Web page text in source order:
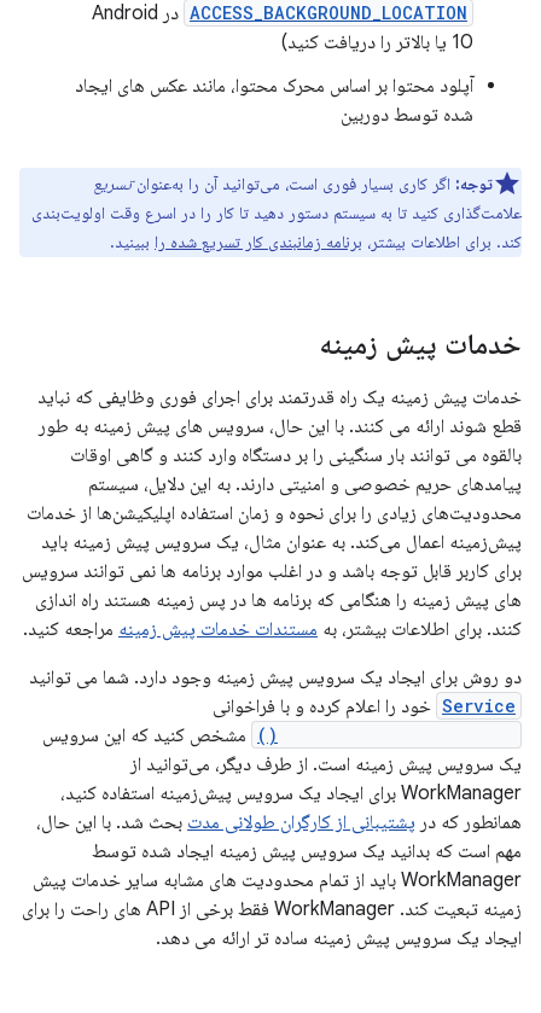
ACCESS_BACKGROUND_LOCATION
در Android
10 یا بالاتر را دریافت کنید)
آپلود محتوا بر اساس محرک محتوا، مانند عکس های ایجاد
شده توسط دوربین
توجه: اگر کاری بسیار فوری است، می‌توانید آن را به‌عنوانتسریع
علامت‌گذاری کنید تا به سیستم دستور دهید تا کار را در اسرع وقت اولویت‌بندی
کند. برای اطلاعات بیشتر، برنامه زمانبندی کار تسریع شده را ببینید.
خدمات پیش زمینه
خدمات پیش زمینه یک راه قدرتمند برای اجرای فوری وظایفی که نباید
قطع شوند ارائه می کنند. با این حال، سرویس های پیش زمینه به طور
بالقوه می توانند بار سنگینی را بر دستگاه وارد کنند و گاهی اوقات
پیامدهای حریم خصوصی و امنیتی دارند. به این دلایل، سیستم
محدودیت‌های زیادی را برای نحوه و زمان استفاده اپلیکیشن‌ها از خدمات
پیش‌زمینه اعمال می‌کند. به عنوان مثال، یک سرویس پیش زمینه باید
برای کاربر قابل توجه باشد و در اغلب موارد برنامه ها نمی توانند سرویس
های پیش زمینه را هنگامی که برنامه ها در پس زمینه هستند راه اندازی
کنند. برای اطلاعات بیشتر، به مستندات خدمات پیش زمینه مراجعه کنید.
دو روش برای ایجاد یک سرویس پیش زمینه وجود دارد. شما می توانید
Service خود را اعلام کرده و با فراخوانی
مشخص کنید که این سرویس
یک سرویس پیش زمینه است. از طرف دیگر، می‌توانید از
WorkManager برای ایجاد یک سرویس پیش‌زمینه استفاده کنید،
همانطور که در پشتیبانی از کارگران طولانی مدت بحث شد. با این حال،
مهم است که بدانید یک سرویس پیش زمینه ایجاد شده توسط
WorkManager باید از تمام محدودیت های مشابه سایر خدمات پیش
زمینه تبعیت کند. WorkManager فقط برخی از API های راحت را برای
ایجاد یک سرویس پیش زمینه ساده تر ارائه می دهد.